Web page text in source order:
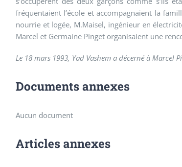
fréquentaient l’école et accompagnaient la
nourrie et logée, M.Maisel, ingénieur en
Marcel et Germaine Pinget organisaient une
Le 18 mars 1993, Yad Vashem a décerné à Marcel
Documents annexes
Aucun document
Articles annexes